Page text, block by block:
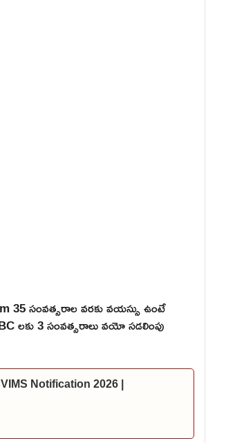
35 సంవత్సరాల వరకు వయస్సు ఉంటే
లకు 3 సంవత్సరాలు వయో సడలింపు
Notification 2026 |